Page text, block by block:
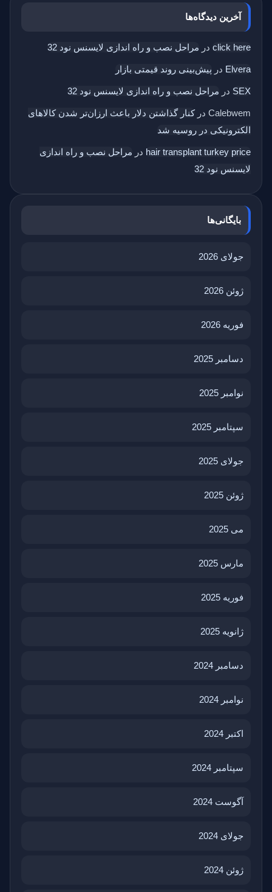
آخرین دیدگاه‌ها
click here در مراحل نصب و راه اندازی لایسنس نود 32
Elvera در پیش‌بینی روند قیمتی بازار
SEX در مراحل نصب و راه اندازی لایسنس نود 32
Calebwem درکنار گذاشتن دلار باعث ارزان‌تر شدن کالاهای
الکترونیکی در روسیه شد
hair transplant turkey price در مراحل نصب و راه اندازی
لایسنس نود 32
بایگانی‌ها
جولای 2026
ژوئن 2026
فوریه 2026
دسامبر 2025
نوامبر 2025
سپتامبر 2025
جولای 2025
ژوئن 2025
می 2025
مارس 2025
فوریه 2025
ژانویه 2025
دسامبر 2024
نوامبر 2024
اکتبر 2024
سپتامبر 2024
آگوست 2024
جولای 2024
ژوئن 2024